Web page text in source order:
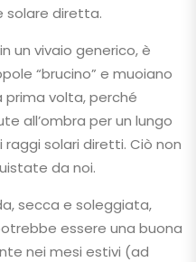
solare diretta.
un vivaio generico, è
“brucino” e muoiano
volta, perché
all’ombra per un lungo
solari diretti. Ciò non
da noi.
secca e soleggiata,
essere una buona
nei mesi estivi (ad